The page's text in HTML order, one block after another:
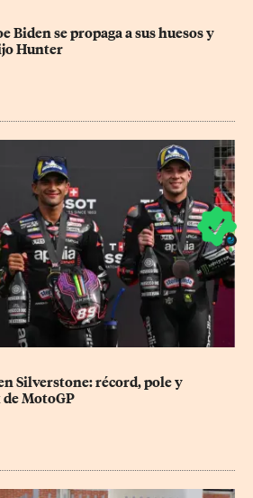
Biden se propaga a sus huesos y
Hunter
Silverstone: récord, pole y
MotoGP